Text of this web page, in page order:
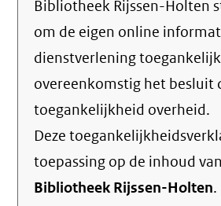
Bibliotheek Rijssen-Holten streeft ernaar
om de eigen online
dienstverlening
overeenkomstig het besluit
toegankelijkheid overheid.
Deze
toepassing op de inhoud
Bibliotheek Rijssen-Holten.